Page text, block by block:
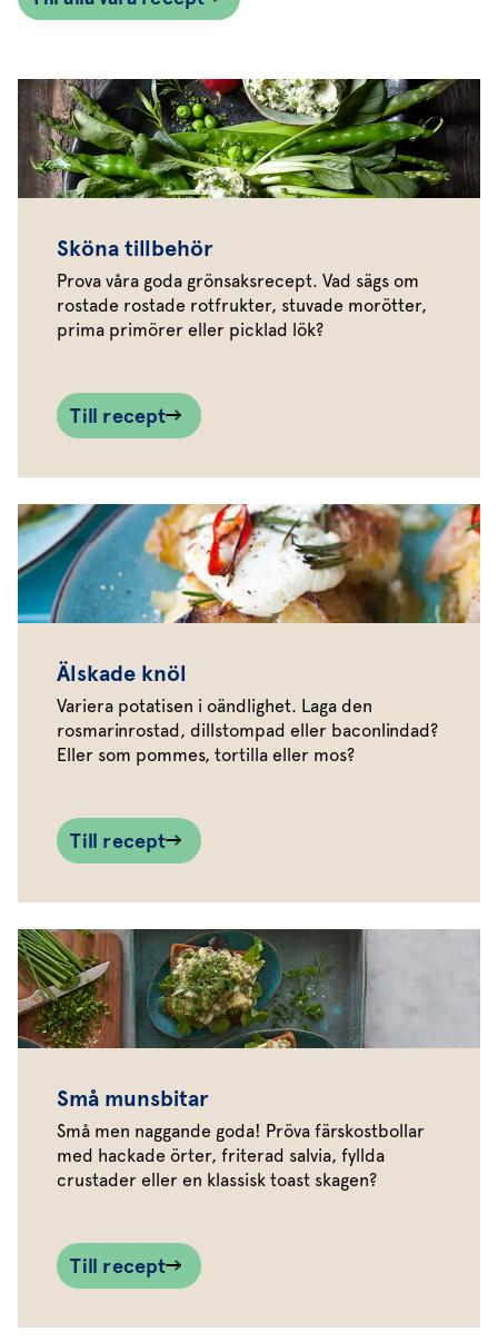
Sköna tillbehör
Prova våra goda grönsaksrecept. Vad sägs om
rostade rostade rotfrukter, stuvade morötter,
prima primörer eller picklad lök?
Till recept
Älskade knöl
Variera potatisen i oändlighet. Laga den
rosmarinrostad, dillstompad eller baconlindad?
Eller som pommes, tortilla eller mos?
Till recept
Små munsbitar
Små men naggande goda! Pröva färskostbollar
med hackade örter, friterad salvia, fyllda
crustader eller en klassisk toast skagen?
Till recept